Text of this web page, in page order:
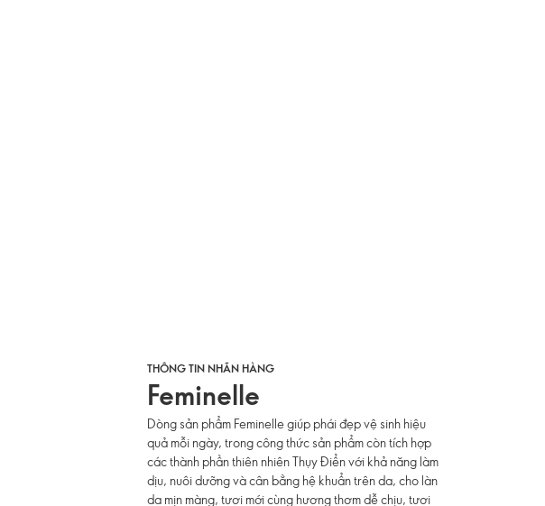
THÔNG TIN NHÃN HÀNG
Feminelle
Dòng sản phẩm Feminelle giúp phái đẹp vệ sinh hiệu
quả mỗi ngày, trong công thức sản phẩm còn tích hợp
các thành phần thiên nhiên Thụy Điển với khả năng làm
dịu, nuôi dưỡng và cân bằng hệ khuẩn trên da, cho làn
da mịn màng, tươi mới cùng hương thơm dễ chịu, tươi